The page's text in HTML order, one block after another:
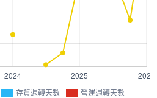
存貨週轉天數 營運週轉天數